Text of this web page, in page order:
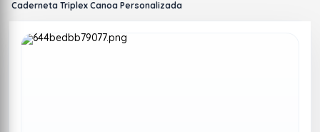
Caderneta Triplex Canoa Personalizada